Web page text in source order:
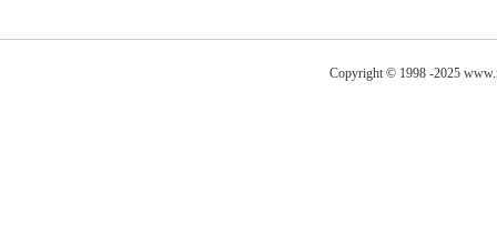
Copyright © 1998 -2025